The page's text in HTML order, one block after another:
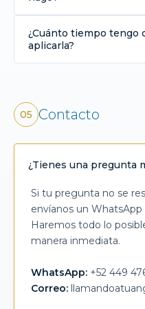
videos y lo
detalladamente tu
videos para poder
¿Cuánto tiempo tengo
aplicarla?
Adicionalmente, tienes
satisfacción. Si no te
pagado. El cliente será
reembolsables.
05 Contacto
¿Tienes una pregunta
Si tu pregunta no se
envíanos un
Haremos todo lo
manera inmediata.
WhatsApp: +52 449
Correo: